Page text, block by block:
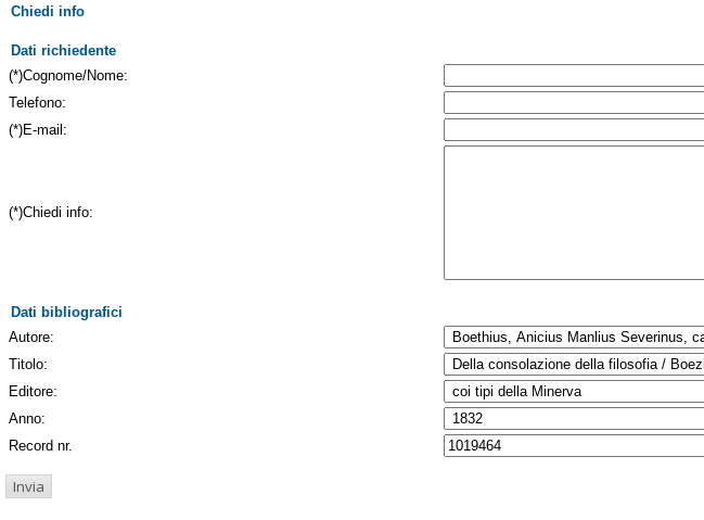
Chiedi info
Dati richiedente
(*)Cognome/Nome:
Telefono:
(*)E-mail:
(*)Chiedi info:
Dati bibliografici
Autore:
Titolo:
Editore:
Anno:
Record nr.